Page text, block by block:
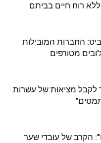
רוח חיים בביתם
החברות המובילות
מטורפים
לקבל מציאות של עשרות
הקרב של עובדי שער